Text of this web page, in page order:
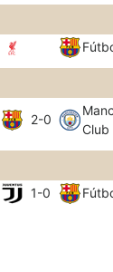
2-0
Club
1-0